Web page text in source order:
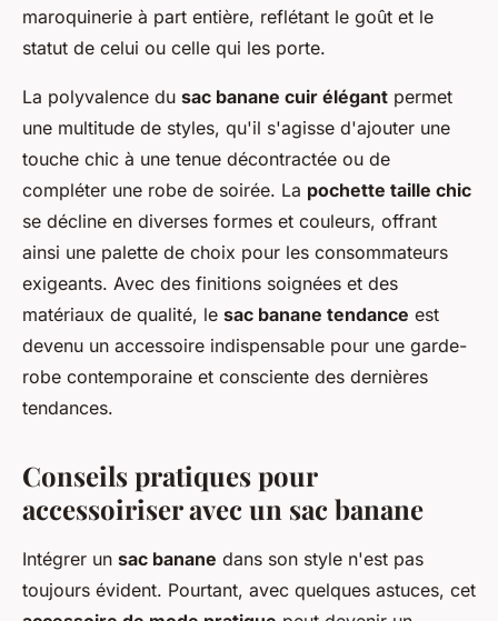
maroquinerie à part entière, reflétant le goût et le
statut de celui ou celle qui les porte.
La polyvalence du sac banane cuir élégant permet
une multitude de styles, qu'il s'agisse d'ajouter une
touche chic à une tenue décontractée ou de
compléter une robe de soirée. La pochette taille chic
se décline en diverses formes et couleurs, offrant
ainsi une palette de choix pour les consommateurs
exigeants. Avec des finitions soignées et des
matériaux de qualité, le sac banane tendance est
devenu un accessoire indispensable pour une garde-
robe contemporaine et consciente des dernières
tendances.
Conseils pratiques pour
accessoiriser avec un sac banane
Intégrer un sac banane dans son style n'est pas
toujours évident. Pourtant, avec quelques astuces, cet